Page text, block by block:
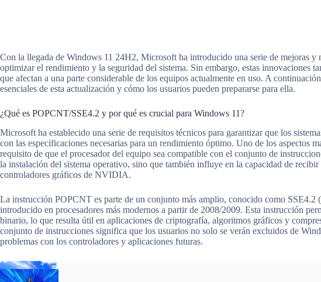
Con la llegada de Windows 11 24H2, Microsoft ha introducido una serie de mejoras y
optimizar el rendimiento y la seguridad del sistema. Sin embargo, estas innovaciones
que afectan a una parte considerable de los equipos actualmente en uso. A
esenciales de esta actualización y cómo los usuarios pueden prepararse para ella.
¿Qué es POPCNT/SSE4.2 y por qué es crucial para Windows 11?
Microsoft ha establecido una serie de requisitos técnicos para garantizar que los
con las especificaciones necesarias para un rendimiento óptimo. Uno de los aspectos
requisito de que el procesador del equipo sea compatible con el conjunto de
la instalación del sistema operativo, sino que también influye en la capacidad de
controladores gráficos de NVIDIA.
La instrucción POPCNT es parte de un conjunto más amplio, conocido como
introducido en procesadores más modernos a partir de 2008/2009. Esta instrucción
binario, lo que resulta útil en aplicaciones de criptografía, algoritmos gráficos y
conjunto de instrucciones significa que los usuarios no solo se verán excluidos de
problemas con los controladores y aplicaciones futuras.